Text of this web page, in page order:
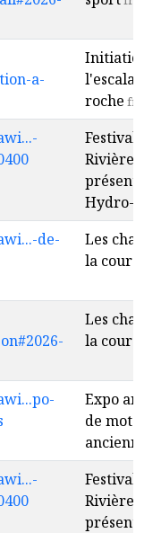
a-
roche fr
Festival
Rivière-
Hydro-
de-
Les
la cour
Les
la cour
Expo
de
Festival
Rivière-